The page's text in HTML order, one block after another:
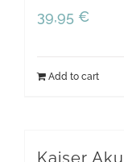
39,95 €
Add to cart
Kaiser